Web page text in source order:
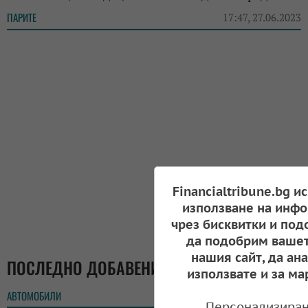
ПАРИТЕ 17:47, 27.06.2023
ПОСЛЕДНО ДОБАВЕНИ
АВТОМОБИЛИ
Financialtribune.bg
използване на
чрез бисквитки и
да подобрим
нашия сайт, да
използвате и за